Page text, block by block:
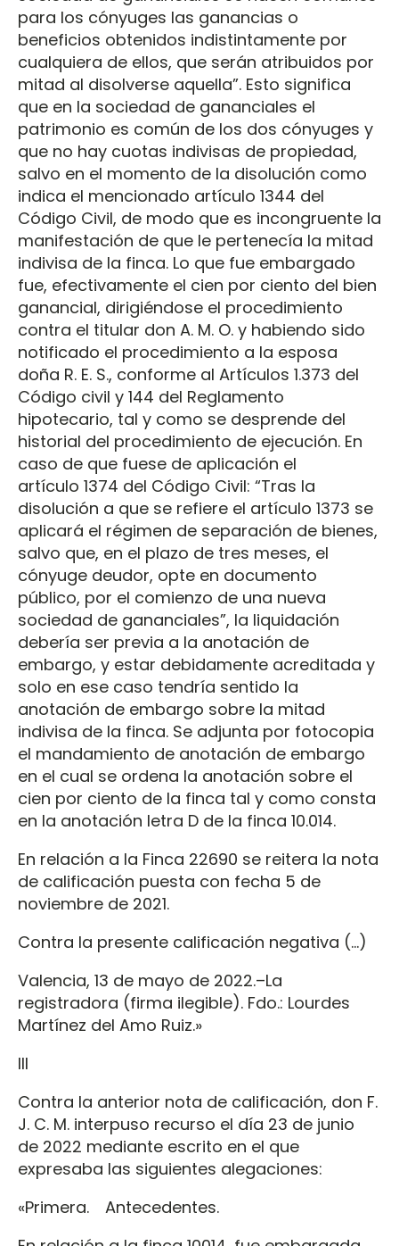
para los cónyuges las ganancias o
beneficios obtenidos indistintamente por
cualquiera de ellos, que serán atribuidos por
mitad al disolverse aquella”. Esto significa
que en la sociedad de gananciales el
patrimonio es común de los dos cónyuges y
que no hay cuotas indivisas de propiedad,
salvo en el momento de la disolución como
indica el mencionado artículo 1344 del
Código Civil, de modo que es incongruente la
manifestación de que le pertenecía la mitad
indivisa de la finca. Lo que fue embargado
fue, efectivamente el cien por ciento del bien
ganancial, dirigiéndose el procedimiento
contra el titular don A. M. O. y habiendo sido
notificado el procedimiento a la esposa
doña R. E. S., conforme al Artículos 1.373 del
Código civil y 144 del Reglamento
hipotecario, tal y como se desprende del
historial del procedimiento de ejecución. En
caso de que fuese de aplicación el
artículo 1374 del Código Civil: “Tras la
disolución a que se refiere el artículo 1373 se
aplicará el régimen de separación de bienes,
salvo que, en el plazo de tres meses, el
cónyuge deudor, opte en documento
público, por el comienzo de una nueva
sociedad de gananciales”, la liquidación
debería ser previa a la anotación de
embargo, y estar debidamente acreditada y
solo en ese caso tendría sentido la
anotación de embargo sobre la mitad
indivisa de la finca. Se adjunta por fotocopia
el mandamiento de anotación de embargo
en el cual se ordena la anotación sobre el
cien por ciento de la finca tal y como consta
en la anotación letra D de la finca 10.014.
En relación a la Finca 22690 se reitera la nota
de calificación puesta con fecha 5 de
noviembre de 2021.
Contra la presente calificación negativa (…)
Valencia, 13 de mayo de 2022.–La
registradora (firma ilegible). Fdo.: Lourdes
Martínez del Amo Ruiz.»
III
Contra la anterior nota de calificación, don F.
J. C. M. interpuso recurso el día 23 de junio
de 2022 mediante escrito en el que
expresaba las siguientes alegaciones:
«Primera. Antecedentes.